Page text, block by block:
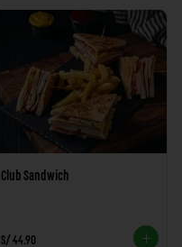
Club Sandwich
S/ 44.90